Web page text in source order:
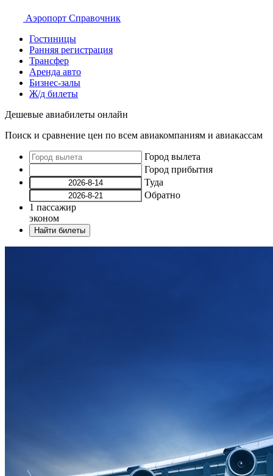
Аэропорт Справочник
Гостиницы
Ранняя регистрация
Трансфер
Аренда авто
Бизнес-залы
Ж/д билеты
Дешевые авиабилеты онлайн
Поиск и сравнение цен по всем авиакомпаниям и авиакассам
Город вылета
Город прибытия
Туда
Обратно
1 пассажир
эконом
Найти билеты